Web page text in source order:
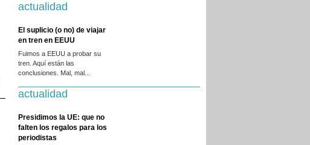
actualidad
El suplicio (o no) de viajar
en tren en EEUU
Fuimos a EEUU a probar su
tren. Aquí están las
conclusiones. Mal, mal...
actualidad
Presidimos la UE: que no
falten los regalos para los
periodistas